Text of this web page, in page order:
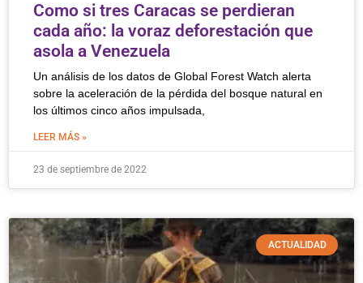
Como si tres Caracas se perdieran
cada año: la voraz deforestación que
asola a Venezuela
Un análisis de los datos de Global Forest Watch alerta
sobre la aceleración de la pérdida del bosque natural en
los últimos cinco años impulsada,
LEER MÁS »
23 de septiembre de 2022
ACTUALIDAD